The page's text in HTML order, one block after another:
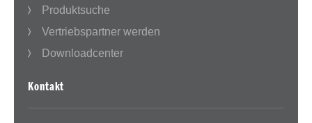
Produktsuche
Vertriebspartner werden
Downloadcenter
Kontakt